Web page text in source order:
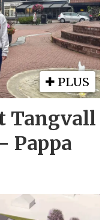
PLUS
Tangvall
Pappa